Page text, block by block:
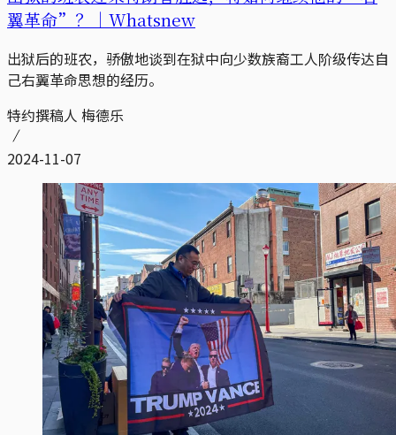
翼革命”？｜Whatsnew
出狱后的班农，骄傲地谈到在狱中向少数族裔工人阶级传达自
己右翼革命思想的经历。
特约撰稿人 梅德乐
2024-11-07